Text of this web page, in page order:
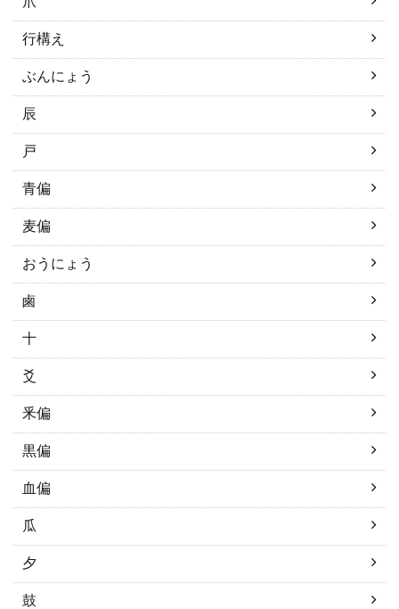
行構え
ぶんにょう
辰
戸
青偏
麦偏
おうにょう
鹵
十
爻
釆偏
黒偏
血偏
瓜
夕
鼓